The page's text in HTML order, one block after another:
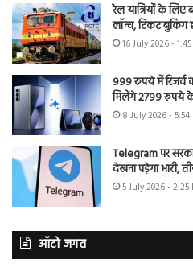
रेल यात्रियों के
लॉन्च, टिकट
16 July 2026 -
999 रुपये में
मिलेंगे 2799 रुपये
8 July 2026 - 5:54
Telegram पर
देखना पड़ेगा भारी,
5 July 2026 - 2:25
ऑटो जगत